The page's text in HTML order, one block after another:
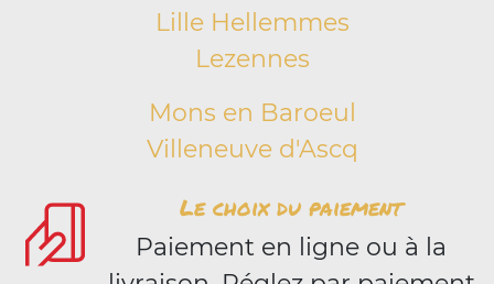
Lille Hellemmes
Lezennes
Mons en Baroeul
Villeneuve d'Ascq
Le choix du paiement
Paiement en ligne ou à la